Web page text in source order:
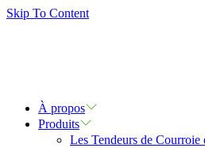
Skip To Content
À propos
Produits
Les Tendeurs de Courroie